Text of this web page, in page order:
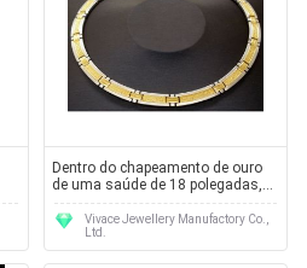
Dentro do chapeamento de ouro
de uma saúde de 18 polegadas,
chapeamento do IPS na colar de
aço inoxidável de superfície
Vivace Jewellery Manufactory Co.,
Ltd.